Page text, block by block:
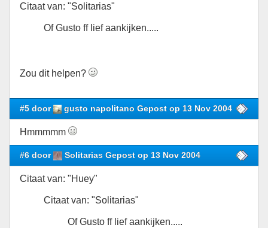
Citaat van: "Solitarias"
Of Gusto ff lief aankijken.....
Zou dit helpen?
#5 door gusto napolitano Gepost op 13 Nov 2004
Hmmmmm
#6 door Solitarias Gepost op 13 Nov 2004
Citaat van: "Huey"
Citaat van: "Solitarias"
Of Gusto ff lief aankijken.....